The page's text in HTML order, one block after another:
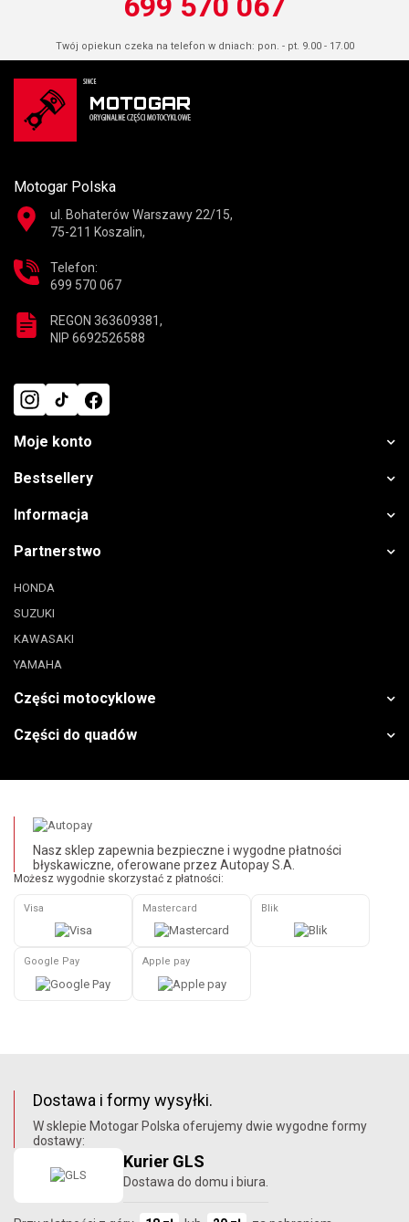
Twój opiekun czeka na telefon w dniach: pon. - pt. 9.00 - 17.00
Motogar Polska
ul. Bohaterów Warszawy 22/15,
75-211 Koszalin,
Telefon:
699 570 067
REGON 363609381,
NIP 6692526588
Moje konto
Bestsellery
Informacja
Partnerstwo
HONDA
SUZUKI
KAWASAKI
YAMAHA
Części motocyklowe
Części do quadów
Nasz sklep zapewnia bezpieczne i wygodne płatności
błyskawiczne, oferowane przez Autopay S.A.
Możesz wygodnie skorzystać z płatności:
Visa Mastercard Blik
Google Pay Apple pay
Dostawa i formy wysyłki.
W sklepie Motogar Polska oferujemy dwie wygodne formy
dostawy:
Kurier GLS
Dostawa do domu i biura.